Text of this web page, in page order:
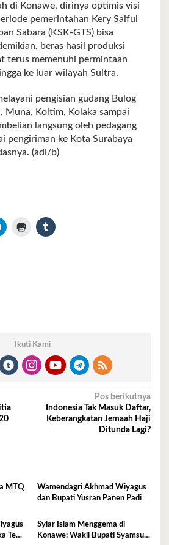
di Konawe, dirinya optimis visi
pemerintahan Kery Saiful
Sabara (KSK-GTS) bisa
beras hasil produksi
terus memenuhi permintaan
ke luar wilayah Sultra.
pengisian gudang Bulog
Muna, Koltim, Kolaka sampai
langsung oleh pedagang
pengiriman ke Kota Surabaya
(adi/b)
Ikuti Kami
Pos berikutnya
Indonesia Tak Masuk Daftar,
Keberangkatan Jemaah Haji
Ditunda Lagi?
MTQ
Wamendagri Akhmad Wiyagus
dan Bupati Yusran Panen Padi
Temu
Syiar Islam Menggema di
Konawe: Wakil Bupati Syamsul